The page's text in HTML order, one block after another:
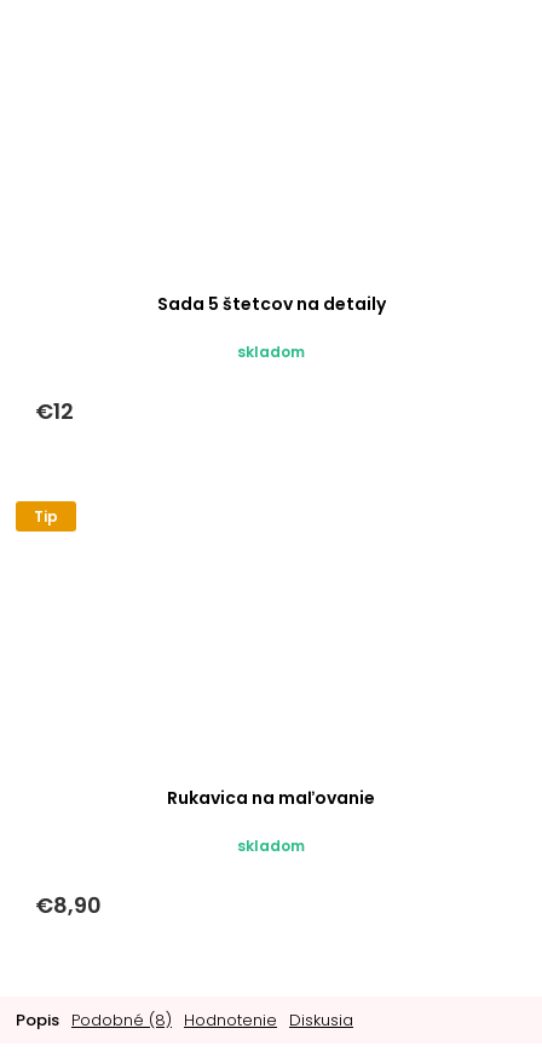
Sada 5 štetcov na detaily
skladom
€12
Tip
Rukavica na maľovanie
skladom
€8,90
Popis Podobné (8) Hodnotenie Diskusia